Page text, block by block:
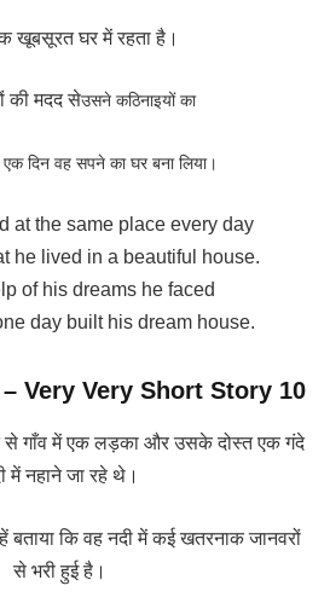
खूबसूरत घर में रहता है।
की मदद सेउसने कठिनाइयों का
दिन वह सपने का घर बना लिया।
at the same place every day
he lived in a beautiful house.
of his dreams he faced
day built his dream house.
– Very Very Short Story 10
से गाँव में एक लड़का और उसके दोस्त एक गंदे
में नहाने जा रहे थे।
कि वह नदी में कई खतरनाक जानवरों
से भरी हुई है।